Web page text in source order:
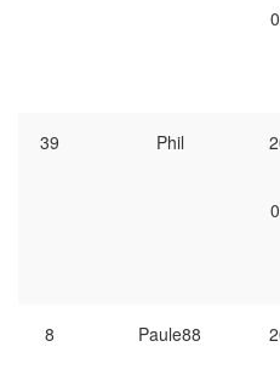
39 Phil
8 Paule88